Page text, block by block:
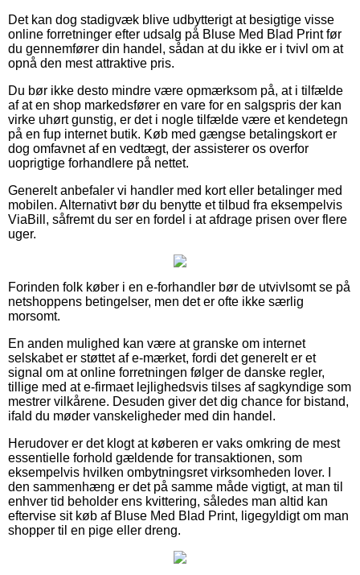
Det kan dog stadigvæk blive udbytterigt at besigtige visse
online forretninger efter udsalg på Bluse Med Blad Print før
du gennemfører din handel, sådan at du ikke er i tvivl om at
opnå den mest attraktive pris.
Du bør ikke desto mindre være opmærksom på, at i tilfælde
af at en shop markedsfører en vare for en salgspris der kan
virke uhørt gunstig, er det i nogle tilfælde være et kendetegn
på en fup internet butik. Køb med gængse betalingskort er
dog omfavnet af en vedtægt, der assisterer os overfor
uoprigtige forhandlere på nettet.
Generelt anbefaler vi handler med kort eller betalinger med
mobilen. Alternativt bør du benytte et tilbud fra eksempelvis
ViaBill, såfremt du ser en fordel i at afdrage prisen over flere
uger.
Forinden folk køber i en e-forhandler bør de utvivlsomt se på
netshoppens betingelser, men det er ofte ikke særlig
morsomt.
En anden mulighed kan være at granske om internet
selskabet er støttet af e-mærket, fordi det generelt er et
signal om at online forretningen følger de danske regler,
tillige med at e-firmaet lejlighedsvis tilses af sagkyndige som
mestrer vilkårene. Desuden giver det dig chance for bistand,
ifald du møder vanskeligheder med din handel.
Herudover er det klogt at køberen er vaks omkring de mest
essentielle forhold gældende for transaktionen, som
eksempelvis hvilken ombytningsret virksomheden lover. I
den sammenhæng er det på samme måde vigtigt, at man til
enhver tid beholder ens kvittering, således man altid kan
eftervise sit køb af Bluse Med Blad Print, ligegyldigt om man
shopper til en pige eller dreng.